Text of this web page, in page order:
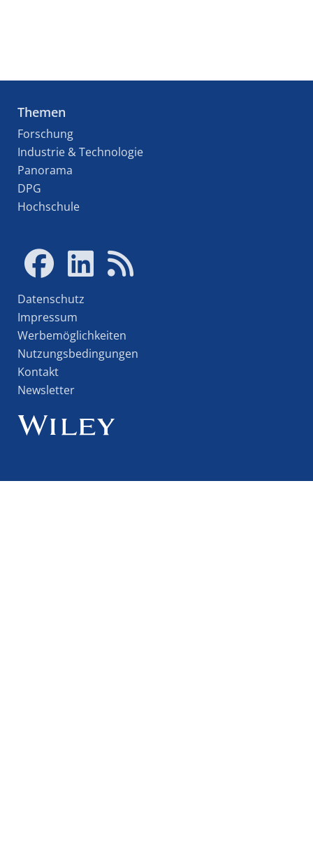
Themen
Forschung
Industrie & Technologie
Panorama
DPG
Hochschule
Datenschutz
Impressum
Werbemöglichkeiten
Nutzungsbedingungen
Kontakt
Newsletter